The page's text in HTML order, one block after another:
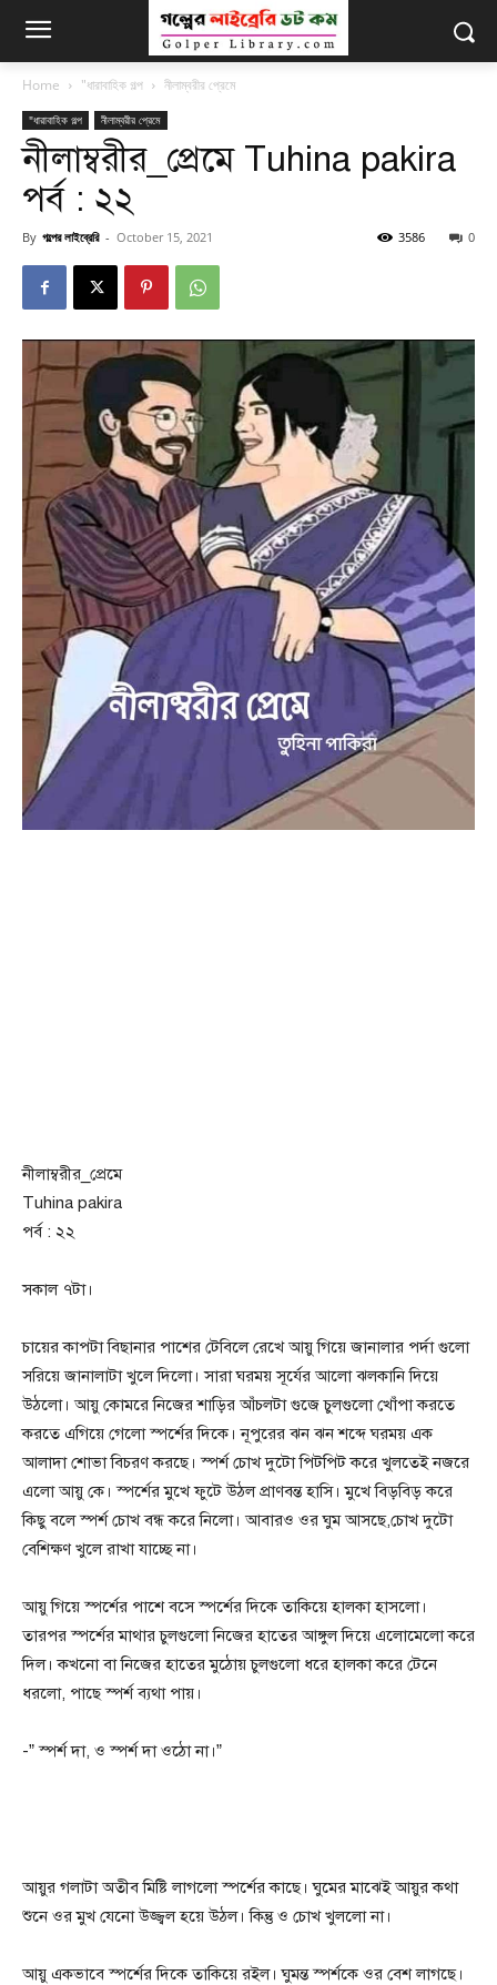
Home "ধারাবাহিক গল্প নীলাম্বরীর প্রেমে
"ধারাবাহিক গল্প নীলাম্বরীর প্রেমে
নীলাম্বরীর_প্রেমে Tuhina pakira
পর্ব : ২২
By গল্পের লাইব্রেরি - October 15, 2021 0
3586
নীলাম্বরীর_প্রেমে
Tuhina pakira
পর্ব : ২২
সকাল ৭টা।
চায়ের কাপটা বিছানার পাশের টেবিলে রেখে আয়ু গিয়ে জানালার পর্দা গুলো
সরিয়ে জানালাটা খুলে দিলো। সারা ঘরময় সূর্যের আলো ঝলকানি দিয়ে
উঠলো। আয়ু কোমরে নিজের শাড়ির আঁচলটা গুজে চুলগুলো খোঁপা করতে
করতে এগিয়ে গেলো স্পর্শের দিকে। নূপুরের ঝন ঝন শব্দে ঘরময় এক
আলাদা শোভা বিচরণ করছে। স্পর্শ চোখ দুটো পিটপিট করে খুলতেই নজরে
এলো আয়ু কে। স্পর্শের মুখে ফুটে উঠল প্রাণবন্ত হাসি। মুখে বিড়বিড় করে
কিছু বলে স্পর্শ চোখ বন্ধ করে নিলো। আবারও ওর ঘুম আসছে,চোখ দুটো
বেশিক্ষণ খুলে রাখা যাচ্ছে না।
আয়ু গিয়ে স্পর্শের পাশে বসে স্পর্শের দিকে তাকিয়ে হালকা হাসলো।
তারপর স্পর্শের মাথার চুলগুলো নিজের হাতের আঙ্গুল দিয়ে এলোমেলো করে
দিল। কখনো বা নিজের হাতের মুঠোয় চুলগুলো ধরে হালকা করে টেনে
ধরলো, পাছে স্পর্শ ব্যথা পায়।
-” স্পর্শ দা, ও স্পর্শ দা ওঠো না।”
আয়ুর গলাটা অতীব মিষ্টি লাগলো স্পর্শের কাছে। ঘুমের মাঝেই আয়ুর কথা
শুনে ওর মুখ যেনো উজ্জ্বল হয়ে উঠল। কিন্তু ও চোখ খুললো না।
আয়ু একভাবে স্পর্শের দিকে তাকিয়ে রইল। ঘুমন্ত স্পর্শকে ওর বেশ লাগছে।